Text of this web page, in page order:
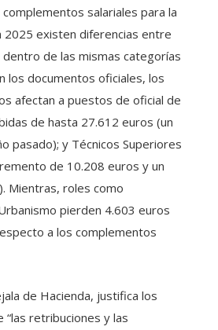
salariales para la
2025 existen diferencias entre
de las mismas categorías
los documentos oficiales, los
afectan a puestos de oficial de
de hasta 27.612 euros (un
pasado); y Técnicos Superiores
de 10.208 euros y un
Mientras, roles como
pierden 4.603 euros
a los complementos
de Hacienda, justifica los
retribuciones y las